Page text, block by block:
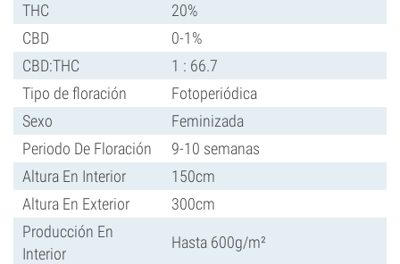
THC
20%
CBD
0-1%
CBD:THC
1 : 66.7
Tipo de floración
Fotoperiódica
Sexo
Feminizada
Periodo De Floración
9-10 semanas
Altura En Interior
150cm
Altura En Exterior
300cm
Producción En
Interior
Hasta 600g/m²